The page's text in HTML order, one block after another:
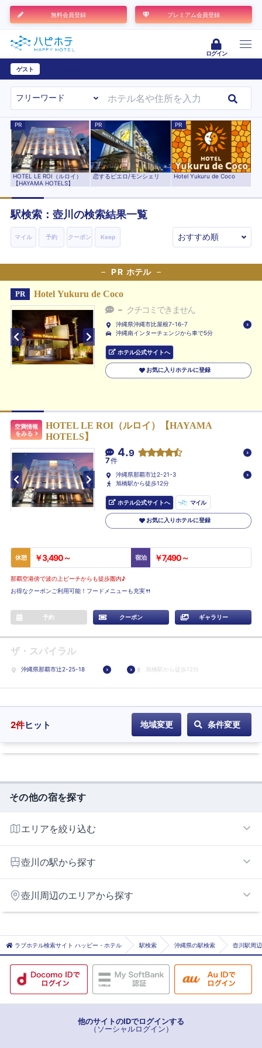
無料会員登録 プレミアム会員登録
ログイン
ゲスト
PR
HOTEL LE ROI（ルロイ）
【HAYAMA HOTELS】
PR
恋するピエロ/モンシェリ
PR
Hotel Yukuru de Coco
駅検索： 壺川 の検索結果一覧
マイル 予約 クーポン Keep
PR ホテル
PR Hotel Yukuru de Coco
- クチコミできません
沖縄県沖縄市比屋根7-16-7
沖縄南インターチェンジから車で5分
ホテル公式サイトへ
お気に入りホテルに登録
空満情報
をみる
HOTEL LE ROI（ルロイ）【HAYAMA
HOTELS】
4.9
7件
沖縄県那覇市辻2-21-3
旭橋駅から徒歩12分
ホテル公式サイトへ マイル
お気に入りホテルに登録
休憩 ￥3,490～ 宿泊 ￥7,490～
那覇空港傍で波の上ビーチからも徒歩圏内♪
お得なクーポンご利用可能！フードメニューも充実🍴
予約 クーポン ギャラリー
ザ・スパイラル
沖縄県那覇市辻2-25-18 旭橋駅から徒歩12分
2件ヒット 地域変更 条件変更
その他の宿を探す
エリアを絞り込む
壺川の駅から探す
旭橋
県庁前
古島
美栄橋
牧志
壺川周辺のエリアから探す
ラブホテル検索サイト ハッピー・ホテル 駅検索 沖縄県の駅検索 壺川駅周
他のサイトのIDでログインする
（ソーシャルログイン）